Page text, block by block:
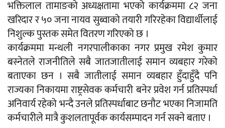
भक्तिलाल तामाङको अध्यक्षतामा भएको कार्यक्रममा ८२ जना
खरिदार र ५० जना नायव सुब्वाको तयारी गरिरहेका विद्यार्थीलाई
निशुल्क पुस्तक समेत वितरण गरिएको छ ।
कार्यक्रममा मन्थली नगरपालीकाका नगर प्रमुख रमेश कुमार
बस्नेतले राजनीतिले सबै जातजातीलाई समान व्यबहार गरेको
बताएका छन । सबै जातीलाई समान व्यबहार हुँदाहुँदै पनि
राज्यका निकायमा राष्ट्रसेवक कर्मचारी बनेर प्रवेश गर्न प्रतिस्पर्धा
अनिवार्य रहेको भन्दै उनले प्रतिस्पर्धाबाट छनौट भएका निजामति
कर्मचारीले मात्रै कुशलतापूर्वक कार्यसम्पादन गर्न सक्ने बताए ।